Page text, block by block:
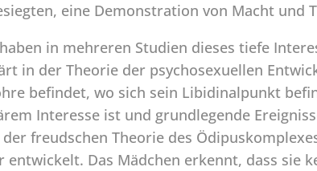
eine Demonstration von Macht und
in mehreren Studien dieses tiefe
in der Theorie der psychosexuellen
befindet, wo sich sein Libidinalpunkt
Interesse ist und grundlegende
freudschen Theorie des
Das Mädchen erkennt, dass sie